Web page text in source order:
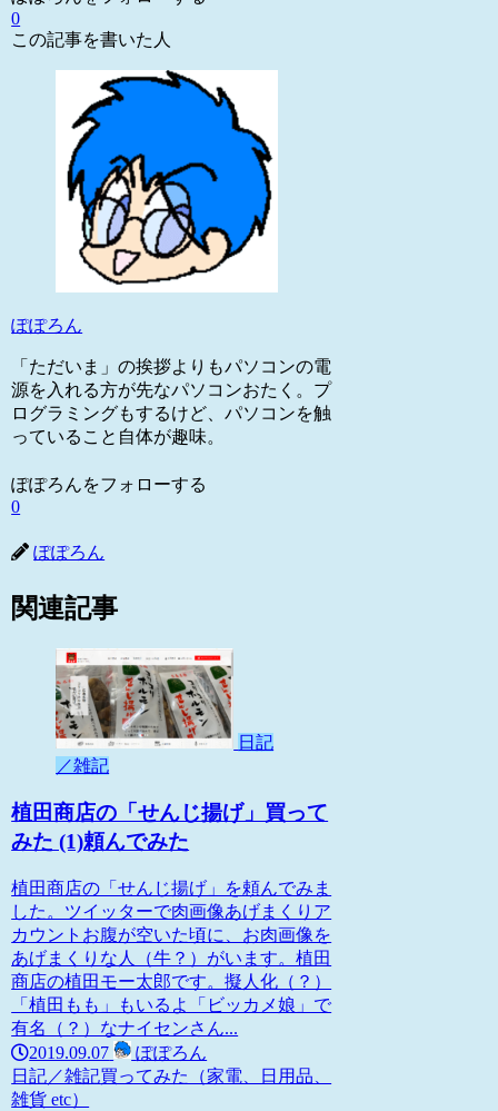
0
この記事を書いた人
ぽぽろん
「ただいま」の挨拶よりもパソコンの電
源を入れる方が先なパソコンおたく。プ
ログラミングもするけど、パソコンを触
っていること自体が趣味。
ぽぽろんをフォローする
0
ぽぽろん
関連記事
日記
／雑記
植田商店の「せんじ揚げ」買って
みた (1)頼んでみた
植田商店の「せんじ揚げ」を頼んでみま
した。ツイッターで肉画像あげまくりア
カウントお腹が空いた頃に、お肉画像を
あげまくりな人（牛？）がいます。植田
商店の植田モー太郎です。擬人化（？）
「植田もも」もいるよ「ビッカメ娘」で
有名（？）なナイセンさん...
2019.09.07
ぽぽろん
日記／雑記買ってみた（家電、日用品、
雑貨 etc）